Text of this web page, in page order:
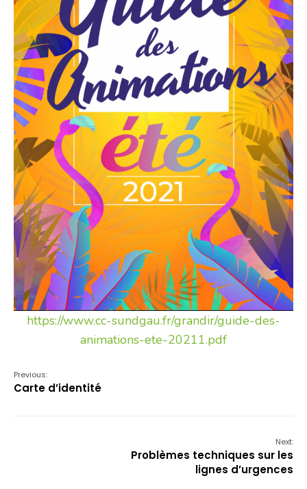
https://www.cc-sundgau.fr/grandir/guide-des-
animations-ete-20211.pdf
Previous:
Carte d’identité
Next:
Problèmes techniques sur les
lignes d’urgences